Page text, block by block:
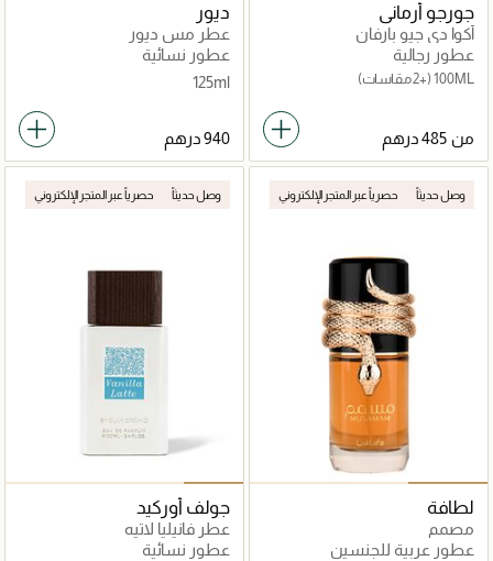
جورجو أرماني
أكوا دي جيو بارفان
عطور رجالية
100ML (+2 مقاسات)
من
ديور
عطر مس ديور
عطور نسائية
125ml
وصل حديثاً حصرياً عبر المتجر الإلكتروني
لطافة
مصمم
عطور عربية للجنسين
وصل حديثاً حصرياً عبر المتجر الإلكتروني
جولف أوركيد
عطر فانيليا لاتيه
عطور نسائية